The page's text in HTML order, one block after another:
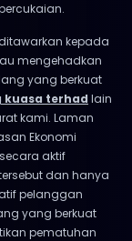
kepada
mengehadkan
yang berkuat
kuasa terhad lain
kami. Laman
Ekonomi
aktif
dan hanya
pelanggan
yang berkuat
pematuhan